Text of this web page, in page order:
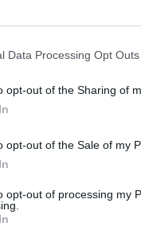
Data Processing Opt Outs
opt-out of the Sharing of
opt-out of the Sale of my
opt-out of processing my
első számú M&A
mintegy 4,091
száma szerint
portfolio.hu